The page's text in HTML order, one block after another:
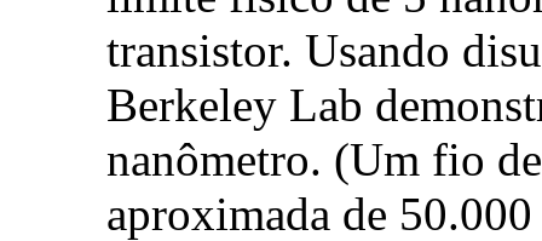
transistor. Usando
Berkeley Lab
nanômetro. (Um fio
aproximada de